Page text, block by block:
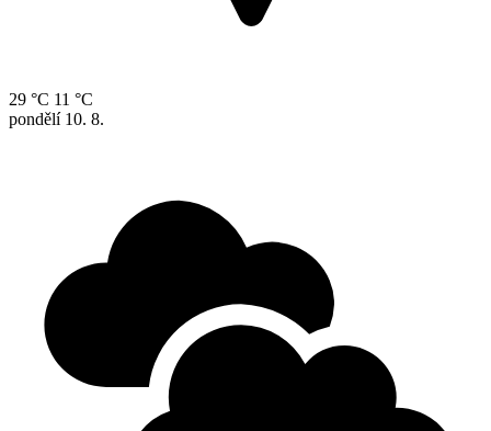
29 °C 11 °C
pondělí 10. 8.